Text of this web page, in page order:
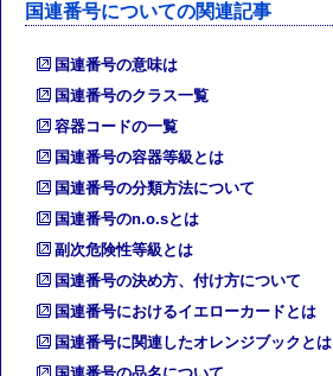
国連番号についての関連記事
国連番号の意味は
国連番号のクラス一覧
容器コードの一覧
国連番号の容器等級とは
国連番号の分類方法について
国連番号のn.o.sとは
副次危険性等級とは
国連番号の決め方、付け方について
国連番号におけるイエローカードとは
国連番号に関連したオレンジブックとは